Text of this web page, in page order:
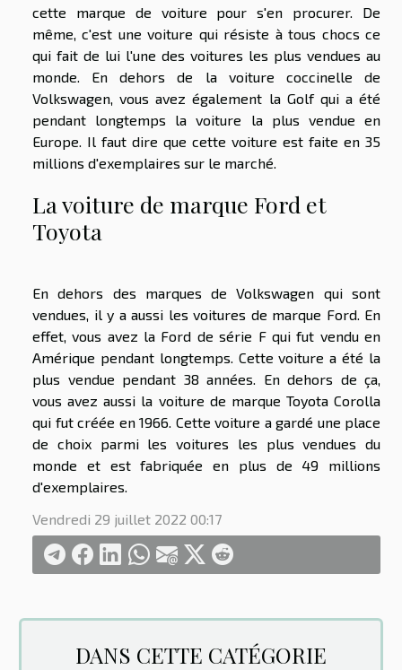
DANS CETTE CATÉGORIE
cette marque de voiture pour s'en procurer. De
même, c'est une voiture qui résiste à tous chocs ce
qui fait de lui l'une des voitures les plus vendues au
monde. En dehors de la voiture coccinelle de
Volkswagen, vous avez également la Golf qui a été
pendant longtemps la voiture la plus vendue en
Europe. Il faut dire que cette voiture est faite en 35
millions d'exemplaires sur le marché.
La voiture de marque Ford et
Toyota
En dehors des marques de Volkswagen qui sont
vendues, il y a aussi les voitures de marque Ford. En
effet, vous avez la Ford de série F qui fut vendu en
Amérique pendant longtemps. Cette voiture a été la
plus vendue pendant 38 années. En dehors de ça,
vous avez aussi la voiture de marque Toyota Corolla
qui fut créée en 1966. Cette voiture a gardé une place
de choix parmi les voitures les plus vendues du
monde et est fabriquée en plus de 49 millions
d'exemplaires.
Vendredi 29 juillet 2022 00:17